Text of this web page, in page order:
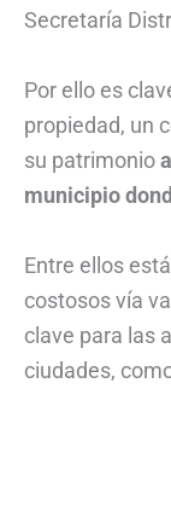
Secretaría
Por ello es
propiedad, un
su patrimonio
municipio
Entre ellos
costosos vía
clave para las
ciudades,